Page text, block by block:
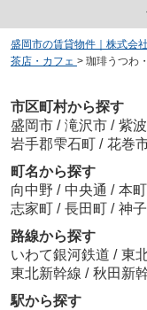
盛岡市の賃貸物件｜株式会
茶店・カフェ > 珈琲うつわ
市区町村から探す
盛岡市 / 滝沢市 / 紫
岩手郡雫石町 / 花巻
町名から探す
向中野 / 中央通 / 本
志家町 / 長田町 / 神
路線から探す
いわて銀河鉄道 / 東
東北新幹線 / 秋田新
駅から探す